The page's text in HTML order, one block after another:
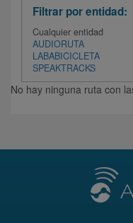
Filtrar por entidad:
Cualquier entidad
AUDIORUTA
LABABICICLETA
SPEAKTRACKS
No hay ninguna ruta con